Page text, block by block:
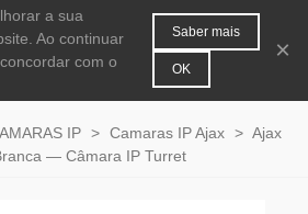
0
IP > Camaras IP Ajax > Ajax
— Câmara IP Turret
a sua
Ao continuar
com o
Saber mais
OK
×